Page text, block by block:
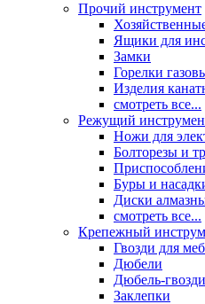
Прочий инструмент
Ящики для
Замки
Горелки
Изделия
смотреть все...
Режущий
Ножи для
Болторезы и
Буры и
Диски
смотреть все...
Крепежный
Гвозди для
Дюбели
Дюбель-гвозди
Заклепки